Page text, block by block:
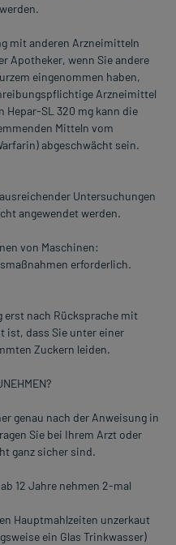
mit anderen Arzneimitteln
Apotheker, wenn Sie andere
eingenommen haben,
Arzneimittel
Hepar-SL 320 mg kann die
Mitteln vom
abgeschwächt sein.
Untersuchungen
angewendet werden.
von Maschinen:
erforderlich.
erst nach Rücksprache mit
ist, dass Sie unter einer
Zuckern leiden.
genau nach der Anweisung in
Sie bei Ihrem Arzt oder
ganz sicher sind.
12 Jahre nehmen 2-mal
Hauptmahlzeiten unzerkaut
ein Glas Trinkwasser)